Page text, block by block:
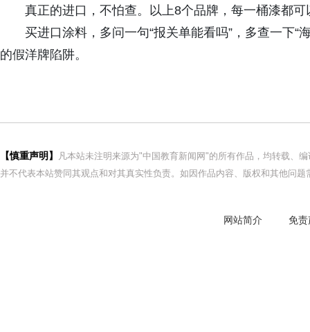
真正的进口，不怕查。以上8个品牌，每一桶漆都
买进口涂料，多问一句“报关单能看吗”，多查一下
的假洋牌陷阱。
【慎重声明】
凡本站未注明来源为"中国教育新闻网"的所有作品，均转载、
并不代表本站赞同其观点和对其真实性负责。如因作品内容、版权和其他问
网站简介 免责